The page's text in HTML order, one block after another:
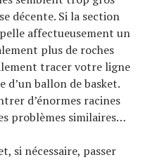
décente. Si la section
affectueusement un
plus de roches
tracer votre ligne
d’un ballon de basket.
d’énormes racines
problèmes similaires…
si nécessaire, passer